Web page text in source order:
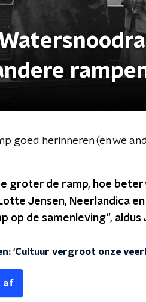
goed herinneren (en we
groter de ramp, hoe
Jensen, Neerlandica
op de samenleving",
'Cultuur vergroot onze
af